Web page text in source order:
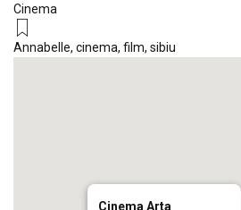
Cinema
Annabelle, cinema, film, sibiu
Cinema Arta